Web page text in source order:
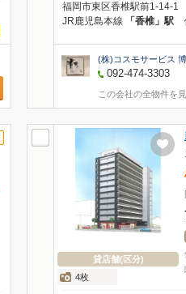
福岡市東区香椎駅前1-14-1
JR鹿児島本線 「香椎」駅
(株)コスモサービス
092-474-3303
この会社の全物件を
貸店舗(区分)
4枚